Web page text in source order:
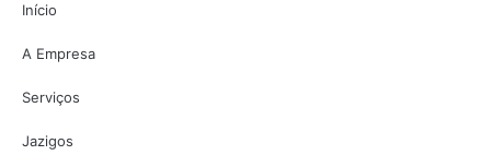
Início
A Empresa
Serviços
Jazigos